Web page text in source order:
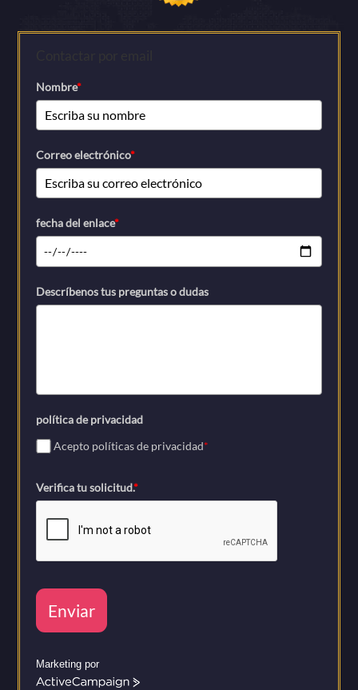
Nombre*
Correo electrónico*
fecha del enlace*
Descríbenos tus preguntas o dudas
política de privacidad
Acepto políticas de privacidad*
Verifica tu solicitud.*
Enviar
Marketing por
A